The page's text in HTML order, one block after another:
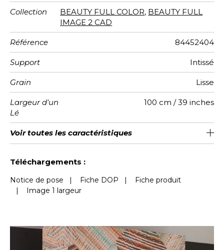
Collection BEAUTY FULL COLOR, BEAUTY FULL
IMAGE 2 CAD
Référence 84452404
Support Intissé
Grain Lisse
Largeur d'un
Lé
100 cm / 39 inches
Hauteur 280 cm / 110 inches
Largeur
Totale
200 cm / 79 inches
Raccord Raccord droit
Nombre de
lés
2
Poids g/m² 150
Entretien Lavable
Pose colle Encollage du mur
Dépose Arrachage à sec
Norme COV A+
Norme
euroclass
B s1 d0
Voir toutes les caractéristiques
Téléchargements :
Notice de pose | Fiche DOP |
Fiche produit
| Image 1 largeur